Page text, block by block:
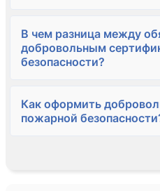
В чем разница между
добровольным
безопасности?
Как оформить
пожарной